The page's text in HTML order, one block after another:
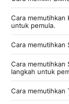
Cara memutihkan
untuk pemula.
Cara memutihkan
Cara memutihkan
langkah untuk
Cara memutihkan